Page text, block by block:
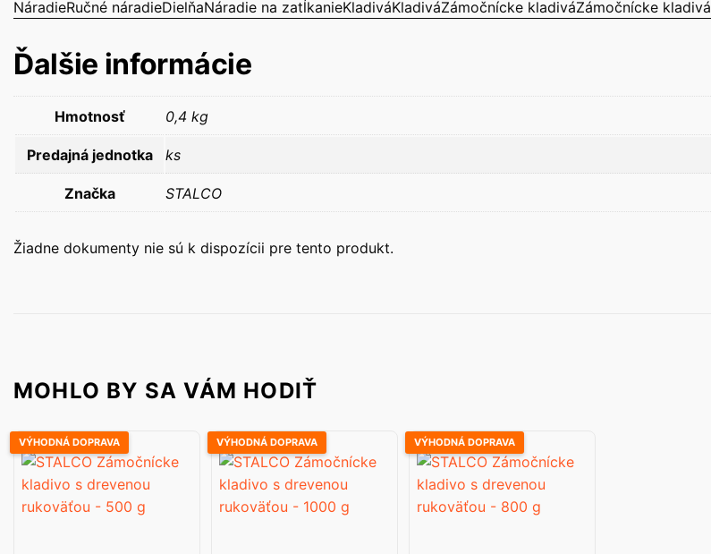
NáradieRučné náradieDielňaNáradie na zatĺkanieKladiváKladiváZámočnícke kladiváZámočnícke kladivá
Ďalšie informácie
Hmotnosť 0,4 kg
Predajná jednotka ks
Značka STALCO
Žiadne dokumenty nie sú k dispozícii pre tento produkt.
MOHLO BY SA VÁM HODIŤ
VÝHODNÁ DOPRAVA VÝHODNÁ DOPRAVA VÝHODNÁ DOPRAVA